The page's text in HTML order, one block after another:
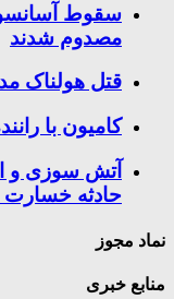
مصدوم شدند
قتل هولناک
کامیون با
آتش سوزی و
حادثه
نماد مجوز
منابع خبری